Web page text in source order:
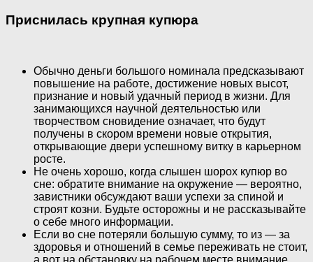
Приснилась крупная купюра
Обычно деньги большого номинала предсказывают
повышение на работе, достижение новых высот,
признание и новый удачный период в жизни. Для
занимающихся научной деятельностью или
творчеством сновидение означает, что будут
получены в скором времени новые открытия,
открывающие двери успешному витку в карьерном
росте.
Не очень хорошо, когда слышен шорох купюр во
сне: обратите внимание на окружение — вероятно,
завистники обсуждают ваши успехи за спиной и
строят козни. Будьте осторожны и не рассказывайте
о себе много информации.
Если во сне потеряли большую сумму, то из — за
здоровья и отношений в семье переживать не стоит,
а вот на обстановку на рабочем месте внимание